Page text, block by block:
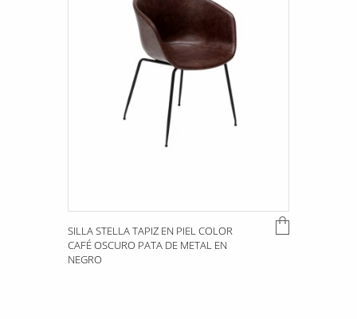
SILLA STELLA TAPIZ EN PIEL COLOR
CAFÉ OSCURO PATA DE METAL EN
NEGRO